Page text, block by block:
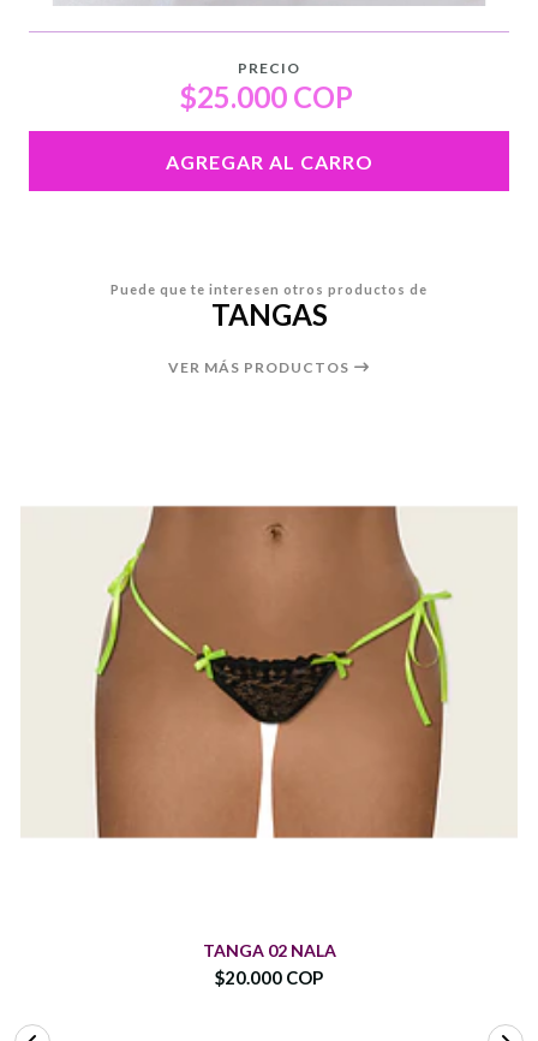
PRECIO
$25.000 COP
AGREGAR AL CARRO
Puede que te interesen otros productos de
TANGAS
VER MÁS PRODUCTOS
TANGA 02 NALA
$20.000 COP